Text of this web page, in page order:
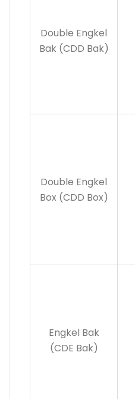
Double Engkel
Bak (CDD Bak)
Double Engkel
Box (CDD Box)
Engkel Bak
(CDE Bak)